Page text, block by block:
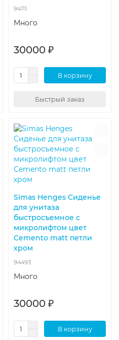
94111
Много
30000 ₽
В корзину
Быстрый заказ
Simas Henges Сиденье
для унитаза
быстросъемное с
микролифтом цвет
Cemento matt петли
хром
94493
Много
30000 ₽
В корзину